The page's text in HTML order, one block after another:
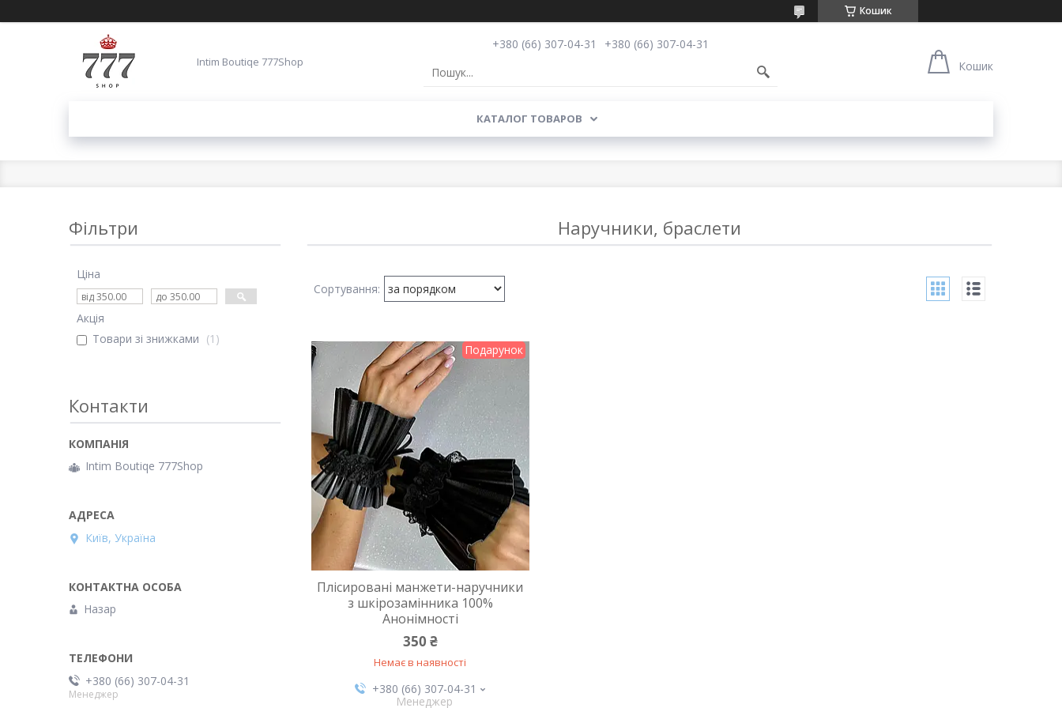
Кошик
Intim Boutiqe 777Shop
+380 (66) 307-04-31
+380 (66) 307-04-31
Кошик
КАТАЛОГ ТОВАРОВ
Наручники, браслети
Подарунок
Плісировані манжети-наручники
з шкірозамінника 100%
Анонімності
350 ₴
Немає в наявності
+380 (66) 307-04-31
Менеджер
Фільтри
Ціна
Акція
Товари зі знижками
1
Контакти
Intim Boutiqe 777Shop
Київ, Україна
Назар
+380 (66) 307-04-31
Менеджер